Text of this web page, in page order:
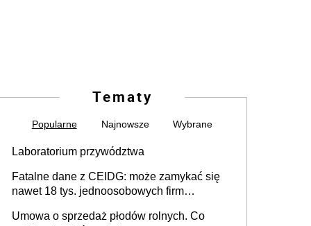
Tematy
Popularne Najnowsze Wybrane
Laboratorium przywództwa
Fatalne dane z CEIDG: może zamykać się
nawet 18 tys. jednoosobowych firm
Umowa o sprzedaż płodów rolnych. Co